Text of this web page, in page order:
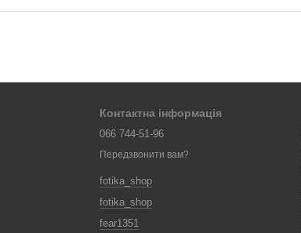
Контактна інформація
066 744-51-96
Передзвонити вам?
fotika_shop
fotika_shop
fear1351